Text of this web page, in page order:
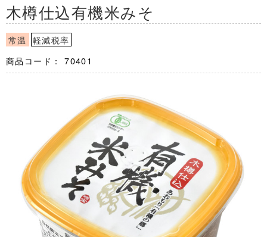
木樽仕込有機米みそ
常温
軽減税率
商品コード：
70401